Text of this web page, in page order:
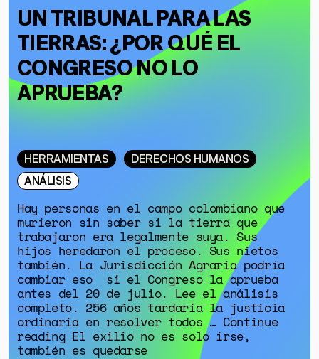
UN TRIBUNAL PARA LAS
TIERRAS: ¿POR QUÉ EL
CONGRESO NO LO
APRUEBA?
HERRAMIENTAS
DERECHOS HUMANOS
ANÁLISIS
Hay personas en el campo colombiano que
murieron sin saber si la tierra que
trabajaron era legalmente suya. Sus
hijos heredaron el proceso. Sus nietos
también. La Jurisdicción Agraria podría
cambiar eso si el Congreso la aprueba
antes del 20 de julio. Lee el análisis
completo. 256 años tardaría la justicia
ordinaria en resolver todos … Continue
reading El exilio no es solo irse,
también es quedarse